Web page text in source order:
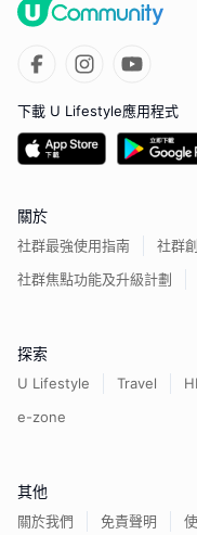
下載 U Lifestyle應用程式
關於
社群最強使用指南
社群
社群焦點功能及升級計劃
探索
U Lifestyle Travel
e-zone
其他
關於我們 免責聲明